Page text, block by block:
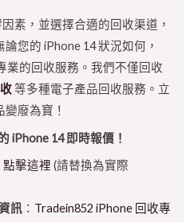
素，並選擇合適的回收渠道，
您的 iPhone 14 狀況如何，
業的回收服務。我們不僅回收
等多種電子產品回收服務。立
廢為寶！
iPhone 14 即時報價！
點擊這裡 (請替換為實際
訊 ： Tradein852 iPhone 回收專